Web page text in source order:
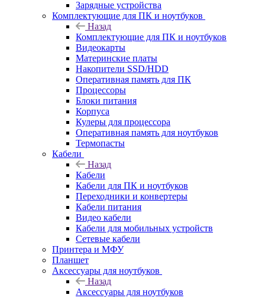
Зарядные устройства
Комплектующие для ПК и ноутбуков
Назад
Комплектующие для ПК и ноутбуков
Видеокарты
Материнские платы
Накопители SSD/HDD
Оперативная память для ПК
Процессоры
Блоки питания
Корпуса
Кулеры для процессора
Оперативная память для ноутбуков
Термопасты
Кабели
Назад
Кабели
Кабели для ПК и ноутбуков
Переходники и конвертеры
Кабели питания
Видео кабели
Кабели для мобильных устройств
Сетевые кабели
Принтера и МФУ
Планшет
Аксессуары для ноутбуков
Назад
Аксессуары для ноутбуков